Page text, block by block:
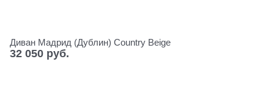
Диван Мадрид (Дублин) Сountry Beige
32 050 руб.